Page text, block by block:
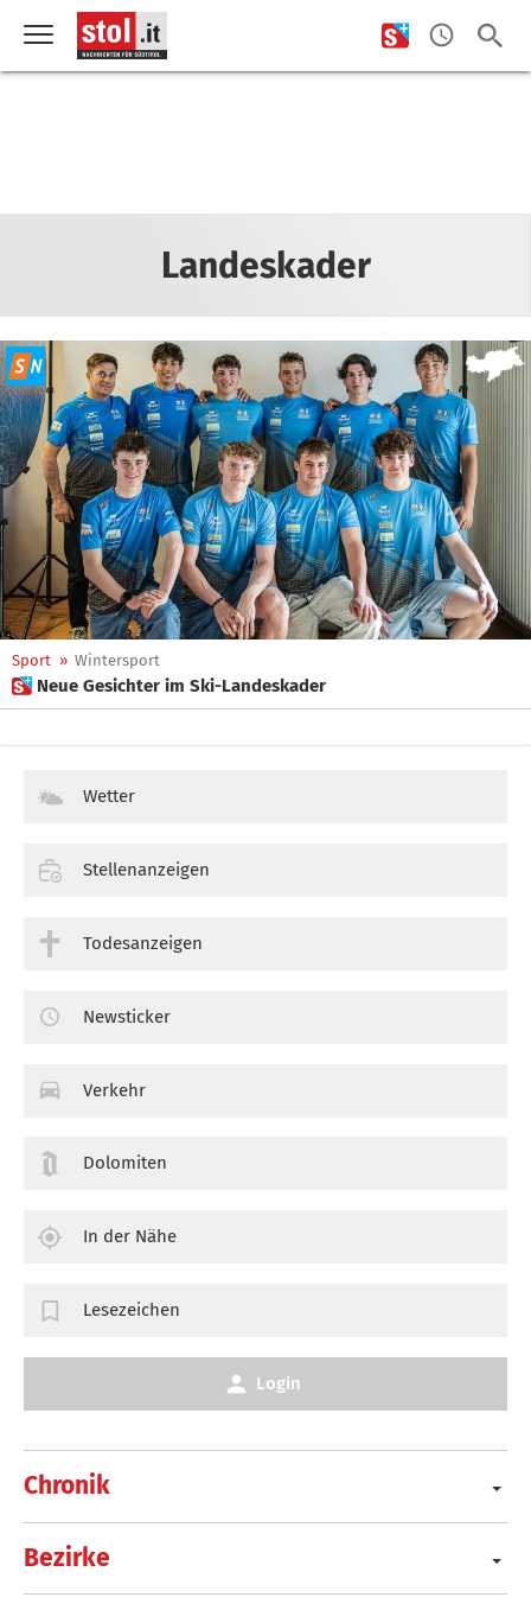
Landeskader
Sport » Wintersport
 Neue Gesichter im Ski-Landeskader
Chronik
Bezirke
Wetter
Stellenanzeigen
Todesanzeigen
Newsticker
Verkehr
Dolomiten
In der Nähe
Lesezeichen
Login